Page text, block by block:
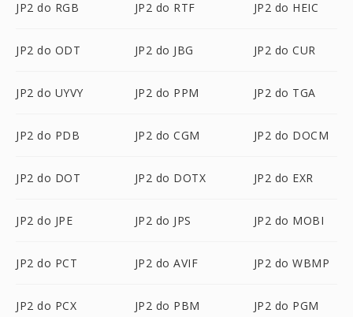
JP2 do RGB JP2 do RTF JP2 do HEIC
JP2 do ODT JP2 do JBG JP2 do CUR
JP2 do UYVY JP2 do PPM JP2 do TGA
JP2 do PDB JP2 do CGM JP2 do DOCM
JP2 do DOT JP2 do DOTX JP2 do EXR
JP2 do JPE JP2 do JPS JP2 do MOBI
JP2 do PCT JP2 do AVIF JP2 do WBMP
JP2 do PCX JP2 do PBM JP2 do PGM